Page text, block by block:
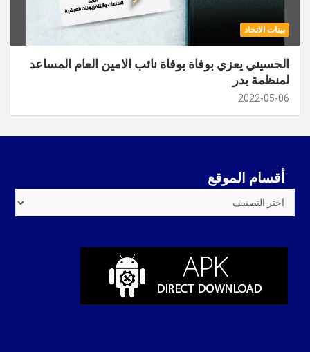
بينات الاتحاد
الحسيني يعزي بوفاة بوفاة نائب الامين العام المساعد
لمنظمة بدر
2022-05-06
أقسام الموقع
الموقع